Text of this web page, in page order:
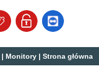
| Monitory | Strona główna